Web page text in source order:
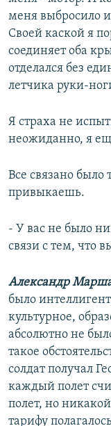
меня выбросило
Своей каской я
соединяет оба
отделался без
летчика руки-
Я страха не
неожиданно, я
Все связано
привыкаешь.
- У вас не было
связи с тем, что
Александр
было
культурное,
абсолютно не
такое
солдат получал
каждый полет
полет, но
тарифу